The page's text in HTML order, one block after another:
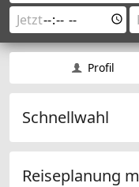
Profil
Schnellwahl
Reiseplanung